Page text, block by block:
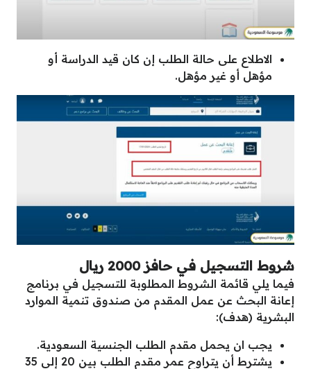
الاطلاع على حالة الطلب إن كان قيد الدراسة أو
مؤهل أو غير مؤهل.
شروط التسجيل في حافز 2000 ريال
فيما يلي قائمة الشروط المطلوبة للتسجيل في برنامج
إعانة البحث عن عمل المقدم من صندوق تنمية الموارد
البشرية (هدف):
يجب ان يحمل مقدم الطلب الجنسية السعودية.
يشترط أن يتراوح عمر مقدم الطلب بين 20 إلى 35